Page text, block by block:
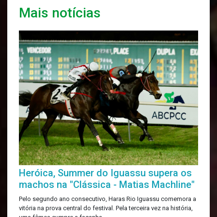
Mais notícias
Heróica, Summer do Iguassu supera os
machos na "Clássica - Matias Machline"
Pelo segundo ano consecutivo, Haras Rio Iguassu comemora a
vitória na prova central do festival. Pela terceira vez na história,